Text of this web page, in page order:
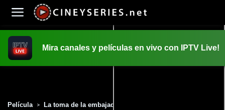
Mira canales y películas en vivo con IPTV Live!
Película > La toma de la embajada (2000)